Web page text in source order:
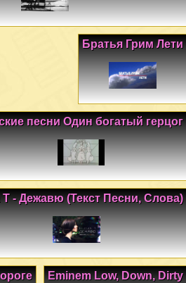
Братья Грим Лети
песни Один богатый герцог
T - Дежавю (Текст Песни, Слова)
Eminem Low, Down, Dirty